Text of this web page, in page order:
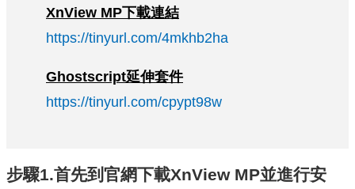
XnView MP下載連結
https://tinyurl.com/4mkhb2ha
Ghostscript延伸套件
https://tinyurl.com/cpypt98w
步驟1.首先到官網下載XnView MP並進行安